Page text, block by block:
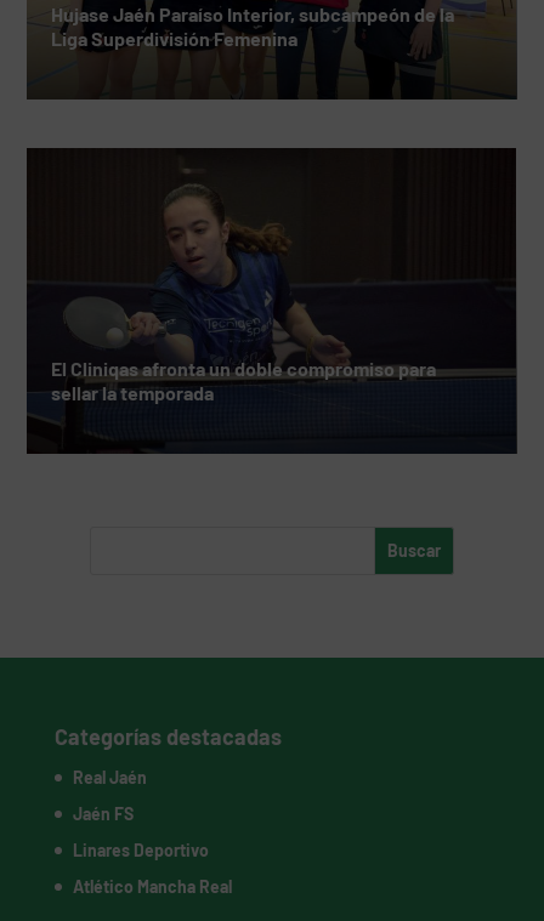
Hujase Jaén Paraíso Interior, subcampeón de la
Liga Superdivisión Femenina
El Cliniqas afronta un doble compromiso para
sellar la temporada
Categorías destacadas
Real Jaén
Jaén FS
Linares Deportivo
Atlético Mancha Real